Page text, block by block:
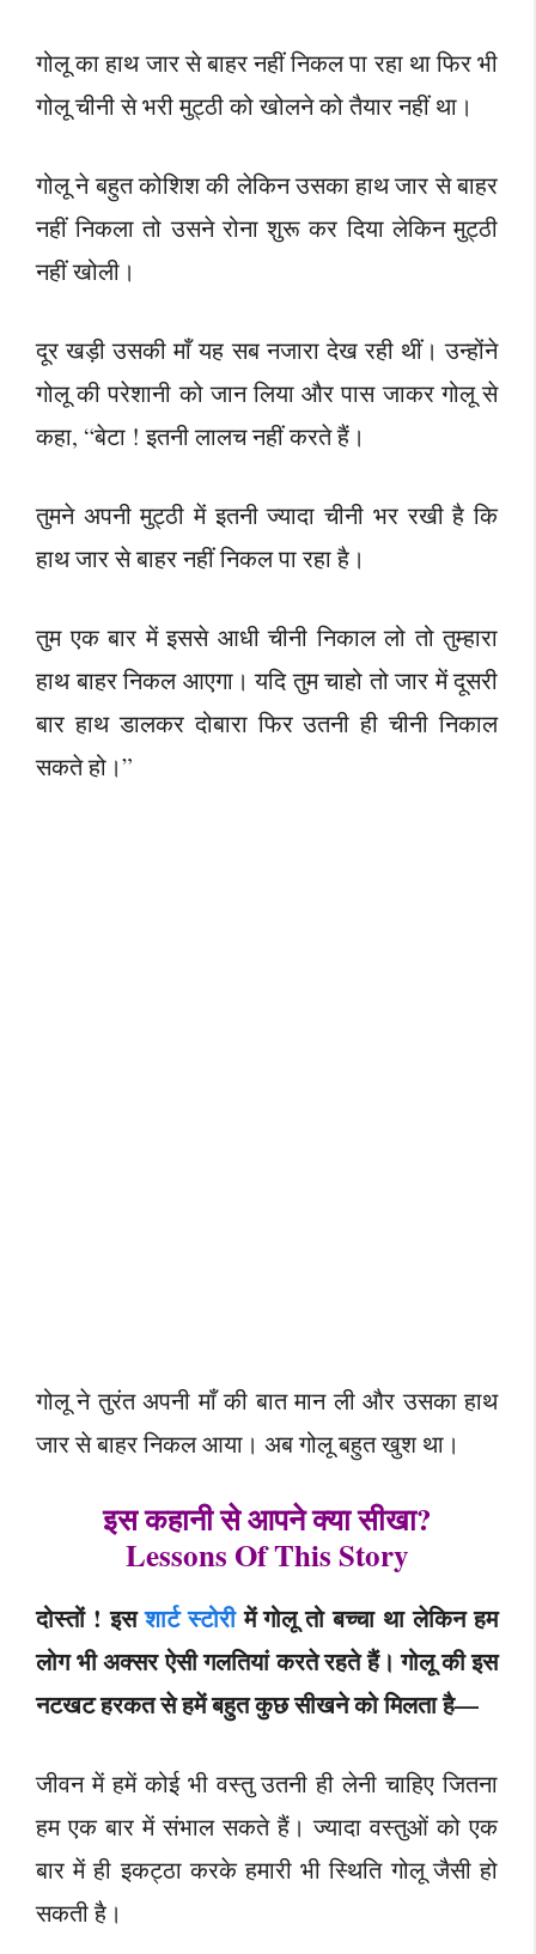
गोलू का हाथ जार से बाहर नहीं निकल पा रहा था फिर भी
गोलू चीनी से भरी मुट्ठी को खोलने को तैयार नहीं था।
गोलू ने बहुत कोशिश की लेकिन उसका हाथ जार से बाहर
नहीं निकला तो उसने रोना शुरू कर दिया लेकिन मुट्ठी
नहीं खोली।
दूर खड़ी उसकी माँ यह सब नजारा देख रही थीं। उन्होंने
गोलू की परेशानी को जान लिया और पास जाकर गोलू से
कहा, “बेटा ! इतनी लालच नहीं करते हैं।
तुमने अपनी मुट्ठी में इतनी ज्यादा चीनी भर रखी है कि
हाथ जार से बाहर नहीं निकल पा रहा है।
तुम एक बार में इससे आधी चीनी निकाल लो तो तुम्हारा
हाथ बाहर निकल आएगा। यदि तुम चाहो तो जार में दूसरी
बार हाथ डालकर दोबारा फिर उतनी ही चीनी निकाल
सकते हो।”
गोलू ने तुरंत अपनी माँ की बात मान ली और उसका हाथ
जार से बाहर निकल आया। अब गोलू बहुत खुश था।
इस कहानी से आपने क्या सीखा?
Lessons Of This Story
दोस्तों ! इसशार्ट स्टोरीमें गोलू तो बच्चा था लेकिन हम
लोग भी अक्सर ऐसी गलतियां करते रहते हैं। गोलू की इस
नटखट हरकत से हमें बहुत कुछ सीखने को मिलता है—
जीवन में हमें कोई भी वस्तु उतनी ही लेनी चाहिए जितना
हम एक बार में संभाल सकते हैं। ज्यादा वस्तुओं को एक
बार में ही इकट्ठा करके हमारी भी स्थिति गोलू जैसी हो
सकती है।